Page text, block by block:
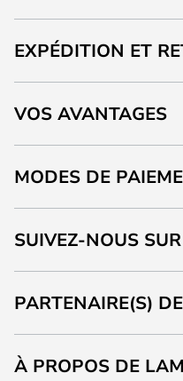
EXPÉDITION ET
VOS AVANTAGES
MODES DE
SUIVEZ-NOUS SUR
PARTENAIRE(S)
À PROPOS DE